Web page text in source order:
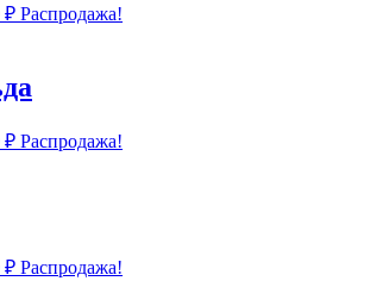
₽ Распродажа!
₽ Распродажа!
₽ Распродажа!